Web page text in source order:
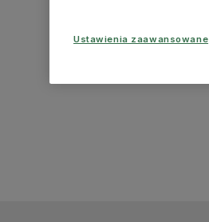
Ustawienia zaawansowane